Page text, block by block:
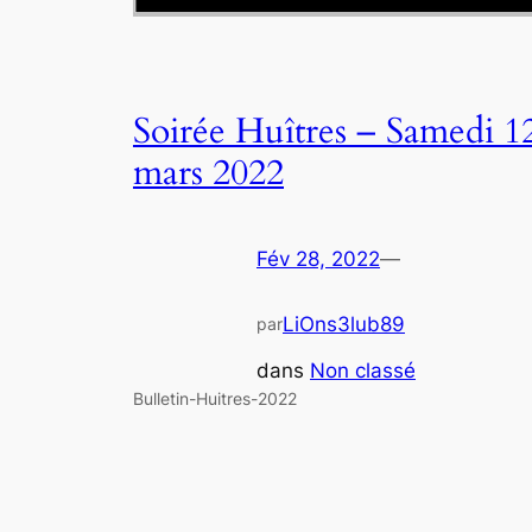
Soirée Huîtres – Samedi
mars 2022
Fév 28, 2022—
parLiOns3lub89
dans Non classé
Bulletin-Huitres-2022